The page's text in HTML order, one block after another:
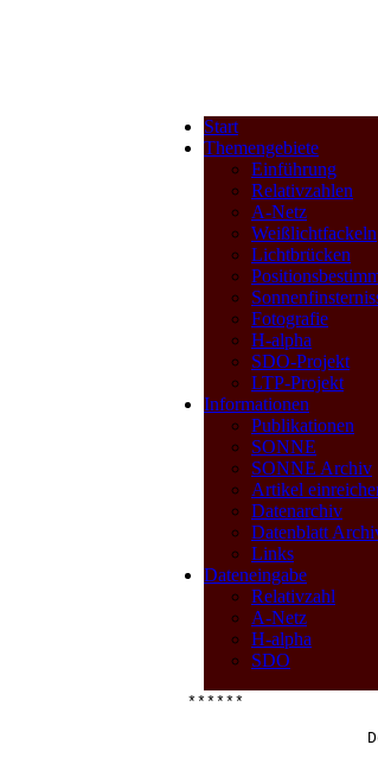
Start
Themengebiete
Einführung
Relativzahlen
A-Netz
Weißlichtfackeln
Lichtbrücken
Fotografie
H-alpha
SDO-Projekt
LTP-Projekt
Informationen
Publikationen
SONNE
SONNE Archiv
Artikel
Datenarchiv
Datenblatt
Links
Dateneingabe
Relativzahl
A-Netz
H-alpha
SDO
****** S
Definitive